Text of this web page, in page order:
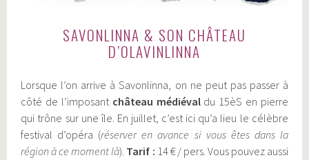
SAVONLINNA & SON CHÂTEAU
D’OLAVINLINNA
Lorsque l’on arrive à Savonlinna, on ne peut pas passer à
côté de l’imposant château médiévaldu 15èS en pierre
qui trône sur une île. En juillet, c’est ici qu’a lieu le célèbre
festival d’opéra (réserver en avance si vous êtes dans la
région à ce moment là). Tarif : 14 € / pers. Vous pouvez aussi